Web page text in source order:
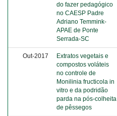
do fazer pedagógico
no CAESP Padre
Adriano Temmink-
APAE de Ponte
Serrada-SC
Out-2017
Extratos vegetais e
compostos voláteis
no controle de
Monilinia fructicola in
vitro e da podridão
parda na pós-colheita
de pêssegos